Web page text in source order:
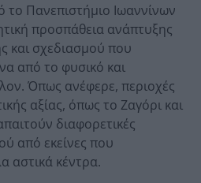
Πανεπιστήμιο Ιωαννίνων
προσπάθεια ανάπτυξης
και σχεδιασμού που
από το φυσικό και
Όπως ανέφερε, περιοχές
αξίας, όπως το Ζαγόρι και
διαφορετικές
από εκείνες που
αστικά κέντρα.